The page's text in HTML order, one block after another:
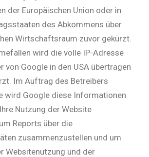
der Europäischen Union oder in
des Abkommens über
Wirtschaftsraum zuvor gekürzt.
wird die volle IP-Adresse
von Google in den USA übertragen
Im Auftrag des Betreibers
wird Google diese Informationen
Nutzung der Website
Reports über die
zusammenzustellen und um
Websitenutzung und der